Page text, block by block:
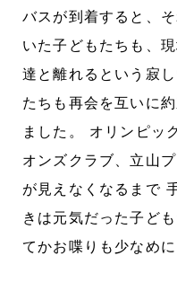
バスが到着すると、
いた子どもたちも、
達と離れるという寂
たちも再会を互いに
ました。 オリンピッ
オンズクラブ、立山
が見えなくなるまで
きは元気だった子ど
てかお喋りも少なめに